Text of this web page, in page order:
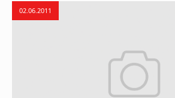
02.06.2011